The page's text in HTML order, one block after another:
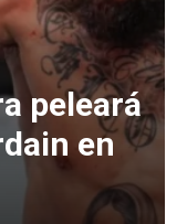
peleará
en